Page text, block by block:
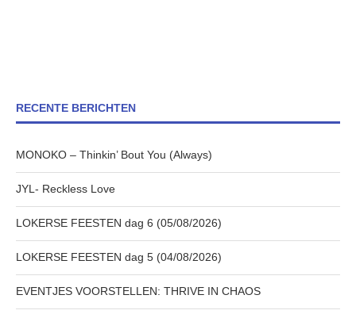
RECENTE BERICHTEN
MONOKO – Thinkin’ Bout You (Always)
JYL- Reckless Love
LOKERSE FEESTEN dag 6 (05/08/2026)
LOKERSE FEESTEN dag 5 (04/08/2026)
EVENTJES VOORSTELLEN: THRIVE IN CHAOS